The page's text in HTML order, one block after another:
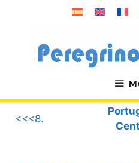
.
<<<8.